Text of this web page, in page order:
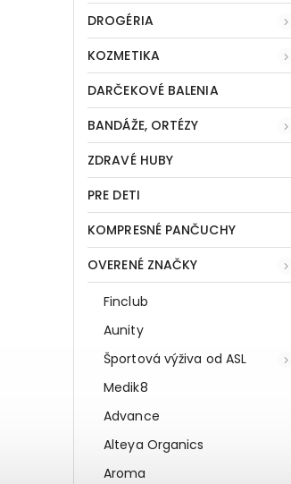
DROGÉRIA
KOZMETIKA
DARČEKOVÉ BALENIA
BANDÁŽE, ORTÉZY
ZDRAVÉ HUBY
PRE DETI
KOMPRESNÉ PANČUCHY
OVERENÉ ZNAČKY
Finclub
Aunity
Športová výživa od ASL
Medik8
Advance
Alteya Organics
Aroma